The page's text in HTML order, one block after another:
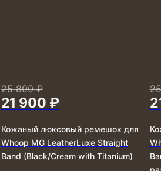
25 800 ₽
21 900 ₽
Кожаный люксовый ремешок для
Whoop MG LeatherLuxe Straight
Band (Black/Cream with Titanium)